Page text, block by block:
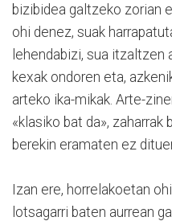
bizibidea galtzeko zorian
ohi denez, suak
lehendabizi, sua
kexak ondoren eta,
arteko ika-mikak. Arte-
«klasiko bat da», zaharrak
berekin eramaten ez
Izan ere, horrelakoetan
lotsagarri baten aurrean